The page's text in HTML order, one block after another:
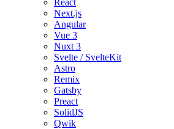
React
Next.js
Angular
Vue 3
Nuxt 3
Svelte / SvelteKit
Astro
Remix
Gatsby
Preact
SolidJS
Qwik